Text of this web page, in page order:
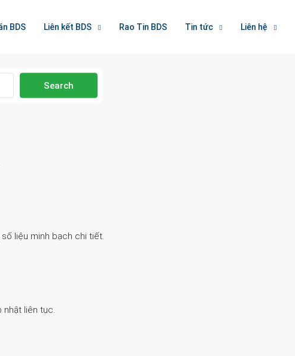
BDS Liên kết BDS Rao Tin BDS Tin tức Liên hệ
Search
số liệu minh bạch chi tiết.
nhật liên tục.